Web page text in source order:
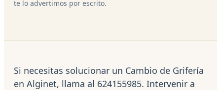
te lo advertimos por escrito.
Si necesitas solucionar un Cambio de Grifería
en Alginet, llama al 624155985. Intervenir a